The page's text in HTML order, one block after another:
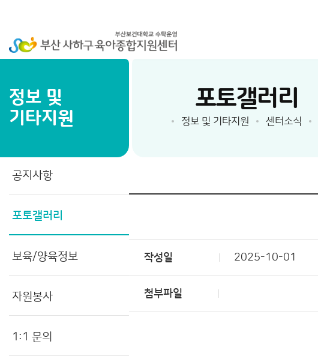
포토갤러리
정보 및 기타지원 센터소식
정보 및
기타지원
공지사항
포토갤러리
보육/양육정보
자원봉사
1:1 문의
작성일 2025-10-01
첨부파일